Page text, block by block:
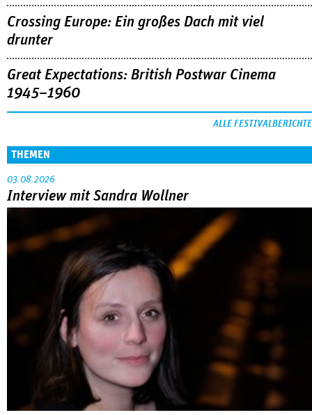
Crossing Europe: Ein großes Dach mit viel
drunter
Great Expectations: British Postwar Cinema
1945–1960
ALLE FESTIVALBERICHTE
THEMEN
03.08.2026
Interview mit Sandra Wollner